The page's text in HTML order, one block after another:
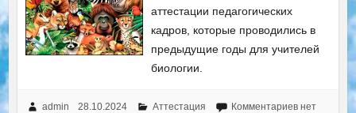
аттестации педагогических
кадров, которые проводились в
предыдущие годы для учителей
биологии.
admin 28.10.2024 Аттестация Комментариев нет